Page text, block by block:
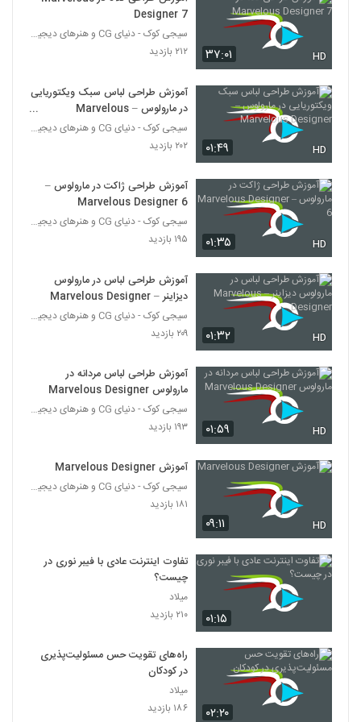
آموزش مدلسازی سقف ارگانیک در راینو
۱۹۷ بازدید
48
آموزش ریگ کردن در مایا – ریگ کردن یک
موجود دریایی
49
آموزش ریگ کاراکتر در مایا
آموزش ایجاد آتش و انفجار در هودینی
۲۱۴ بازدید
51
آموزش انجین مکسول رندر – Maxwell
Render
52
آموزش اسکالپ کاراکتر در ZBrush
۲۰۷ بازدید
آموزش ایجاد Game Assets در تری دی
مکس و زیبراش
آموزش طراحی محیط در آنریل انجین –
Unreal Engine 4
55
آموزش ایجاد کاراکتر تخیلی در زیبراش و
فتوشاپ
۱۷۰ بازدید
آموزش طراحی جواهرات در زیبراش –
ZBrush
۲۱۶ بازدید
۳۷:۰۱ HD
Designer 7
سیجی کوک - دنیای CG و هنرهای دیجیتال
۲۱۲ بازدید
۰۱:۴۹ HD
آموزش طراحی لباس سبک ویکتوریایی
در مارولوس – Marvelous
Designer
سیجی کوک - دنیای CG و هنرهای دیجیتال
۲۰۲ بازدید
۰۱:۳۵ HD
آموزش طراحی ژاکت در مارولوس –
Marvelous Designer 6
سیجی کوک - دنیای CG و هنرهای دیجیتال
۱۹۵ بازدید
۰۱:۳۲ HD
آموزش طراحی لباس در مارولوس
دیزاینر – Marvelous Designer
سیجی کوک - دنیای CG و هنرهای دیجیتال
۲۰۹ بازدید
۰۱:۵۹ HD
آموزش طراحی لباس مردانه در
مارولوس Marvelous Designer
سیجی کوک - دنیای CG و هنرهای دیجیتال
۱۹۳ بازدید
۰۹:۱۱ HD
آموزش Marvelous Designer
سیجی کوک - دنیای CG و هنرهای دیجیتال
۱۸۱ بازدید
۰۱:۱۵
تفاوت اینترنت عادی با فیبر نوری در
چیست؟
میلاد
۲۱۰ بازدید
۰۲:۲۰
راه‌های تقویت حس مسئولیت‌پذیری
در کودکان
میلاد
۱۸۶ بازدید